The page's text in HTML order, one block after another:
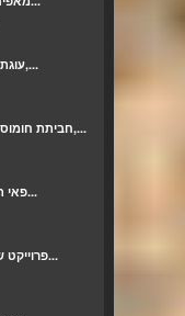
עוגת שוקולד טבעונית עם בירה ויין,...
חביתת חומוס- חביתה טבעונית עם פטריות,...
פאי תפוחים ואגסים מתוק וקינמוני...
פרוייקט שותפות למטבח מציג: מתכוני...